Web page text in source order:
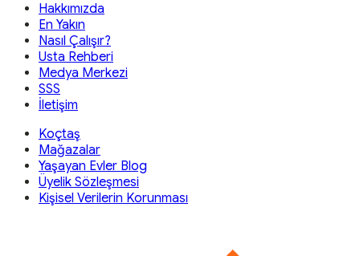
Hakkımızda
En Yakın
Nasıl Çalışır?
Usta Rehberi
Medya Merkezi
SSS
İletişim
Koçtaş
Mağazalar
Yaşayan Evler Blog
Üyelik Sözleşmesi
Kişisel Verilerin Korunması